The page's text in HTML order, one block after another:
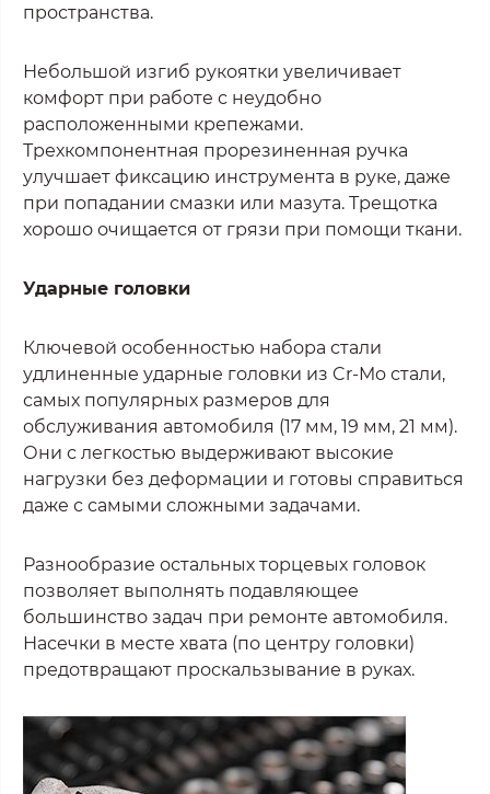
пространства.
Небольшой изгиб рукоятки увеличивает
комфорт при работе с неудобно
расположенными крепежами.
Трехкомпонентная прорезиненная ручка
улучшает фиксацию инструмента в руке, даже
при попадании смазки или мазута. Трещотка
хорошо очищается от грязи при помощи ткани.
Ударные головки
Ключевой особенностью набора стали
удлиненные ударные головки из Cr-Mo стали,
самых популярных размеров для
обслуживания автомобиля (17 мм, 19 мм, 21 мм).
Они с легкостью выдерживают высокие
нагрузки без деформации и готовы справиться
даже с самыми сложными задачами.
Разнообразие остальных торцевых головок
позволяет выполнять подавляющее
большинство задач при ремонте автомобиля.
Насечки в месте хвата (по центру головки)
предотвращают проскальзывание в руках.